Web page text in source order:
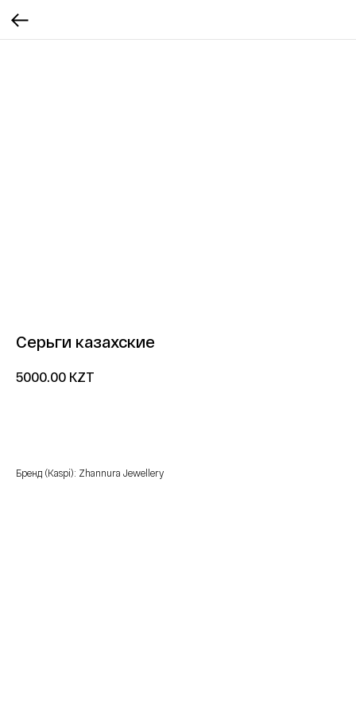
Серьги казахские
5000.00 KZT
Бренд (Kaspi): Zhannura Jewellery